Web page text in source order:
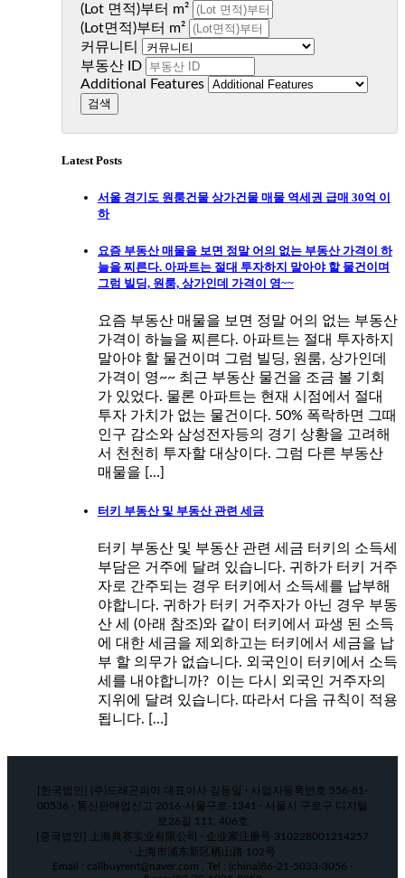
(Lot 면적)부터 m²
(Lot면적)부터 m²
커뮤니티
부동산 ID
Additional Features
Latest Posts
서울 경기도 원룸건물 상가건물 매물 역세권 급매 30억 이
하
요즘 부동산 매물을 보면 정말 어의 없는 부동산 가격이 하
늘을 찌른다. 아파트는 절대 투자하지 말아야 할 물건이며
그럼 빌딩, 원룸, 상가인데 가격이 영~~
요즘 부동산 매물을 보면 정말 어의 없는 부동산
가격이 하늘을 찌른다. 아파트는 절대 투자하지
말아야 할 물건이며 그럼 빌딩, 원룸, 상가인데
가격이 영~~ 최근 부동산 물건을 조금 볼 기회
가 있었다. 물론 아파트는 현재 시점에서 절대
투자 가치가 없는 물건이다. 50% 폭락하면 그때
인구 감소와 삼성전자등의 경기 상황을 고려해
서 천천히 투자할 대상이다. 그럼 다른 부동산
매물을 […]
터키 부동산 및 부동산 관련 세금
터키 부동산 및 부동산 관련 세금 터키의 소득세
부담은 거주에 달려 있습니다. 귀하가 터키 거주
자로 간주되는 경우 터키에서 소득세를 납부해
야합니다. 귀하가 터키 거주자가 아닌 경우 부동
산 세 (아래 참조)와 같이 터키에서 파생 된 소득
에 대한 세금을 제외하고는 터키에서 세금을 납
부 할 의무가 없습니다. 외국인이 터키에서 소득
세를 내야합니까? 이는 다시 외국인 거주자의
지위에 달려 있습니다. 따라서 다음 규칙이 적용
됩니다. […]
[한국법인] (주)드래곤피아 대표이사 김동일 · 사업자등록번호 556-81-
00536 · 통신판매업신고 2016-서울구로-1341 · 서울시 구로구 디지털
로26길 111, 406호
[중국법인] 上海典赛实业有限公司 · 企业家注册号 310228001214257
· 上海市浦东新区栖山路 102号
Email : callbuyrent@naver.com , Tel : (china)86-21-5033-3056 ·